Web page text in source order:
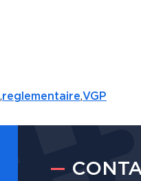
,reglementaire,VGP